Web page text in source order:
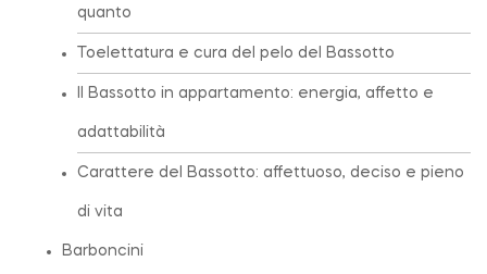
quanto
Toelettatura e cura del pelo del Bassotto
Il Bassotto in appartamento: energia, affetto e
adattabilità
Carattere del Bassotto: affettuoso, deciso e pieno
di vita
Barboncini